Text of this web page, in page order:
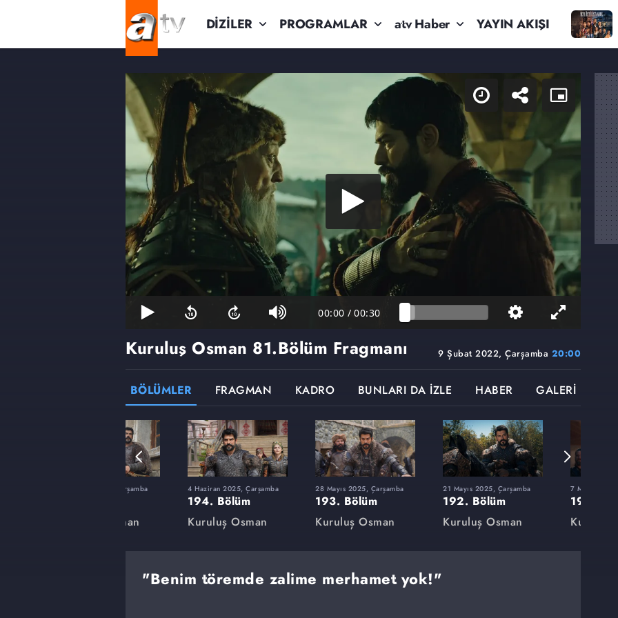
DİZİLER PROGRAMLAR atv Haber YAYIN AKIŞI
00:00 / 00:30
9 Şubat 2022, Çarşamba 20:00
Kuruluş Osman 81.Bölüm Fragmanı
BÖLÜMLER FRAGMAN KADRO BUNLARI DA İZLE HABER GALERİ
12 Şubat 2025, Çarşamba
Kuruluş Osman
4 Haziran 2025, Çarşamba
194. Bölüm
Kuruluş Osman
28 Mayıs 2025, Çarşamba
193. Bölüm
Kuruluş Osman
21 Mayıs 2025, Çarşamba
192. Bölüm
Kuruluş Osman
7 Mayıs 2025,
191.
Kuruluş
"Benim töremde zalime merhamet yok!"